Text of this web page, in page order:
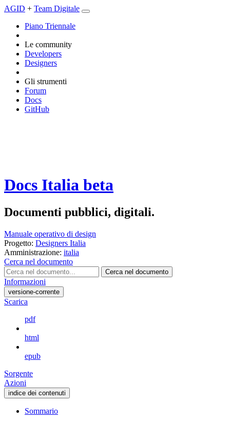
AGID + Team Digitale
Piano Triennale
Le community
Developers
Designers
Gli strumenti
Forum
Docs
GitHub
Docs Italia beta
Documenti pubblici, digitali.
Manuale operativo di design
Progetto: Designers Italia
Amministrazione: italia
Cerca nel documento
Cerca nel documento
Informazioni
versione-corrente
Scarica
pdf
html
epub
Sorgente
Azioni
indice dei contenuti
Sommario